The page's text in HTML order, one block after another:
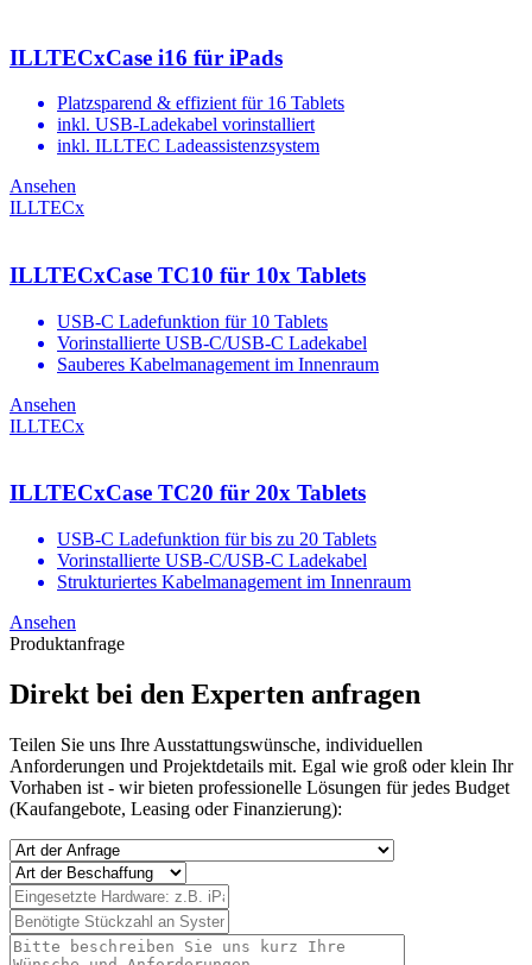
ILLTECxCase i16 für iPads
Platzsparend & effizient für 16 Tablets
inkl. USB-Ladekabel vorinstalliert
inkl. ILLTEC Ladeassistenzsystem
Ansehen
ILLTECx
ILLTECxCase TC10 für 10x Tablets
USB-C Ladefunktion für 10 Tablets
Vorinstallierte USB-C/USB-C Ladekabel
Sauberes Kabelmanagement im Innenraum
Ansehen
ILLTECx
ILLTECxCase TC20 für 20x Tablets
USB-C Ladefunktion für bis zu 20 Tablets
Vorinstallierte USB-C/USB-C Ladekabel
Strukturiertes Kabelmanagement im Innenraum
Ansehen
Produktanfrage
Direkt bei den Experten anfragen
Teilen Sie uns Ihre Ausstattungswünsche, individuellen
Anforderungen und Projektdetails mit. Egal wie groß oder klein Ihr
Vorhaben ist - wir bieten professionelle Lösungen für jedes Budget
(Kaufangebote, Leasing oder Finanzierung):